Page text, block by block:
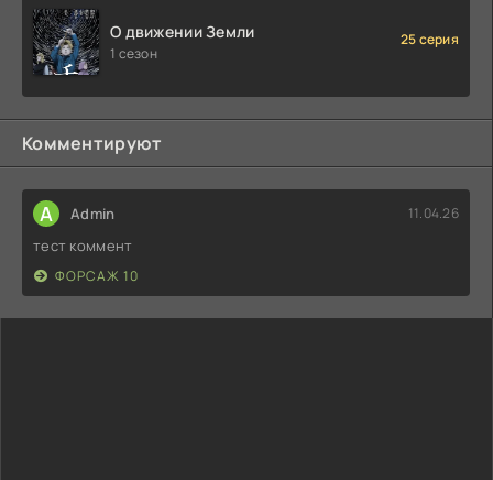
О движении Земли
1 сезон
25 серия
Комментируют
A Admin 11.04.26
тест коммент
ФОРСАЖ 10